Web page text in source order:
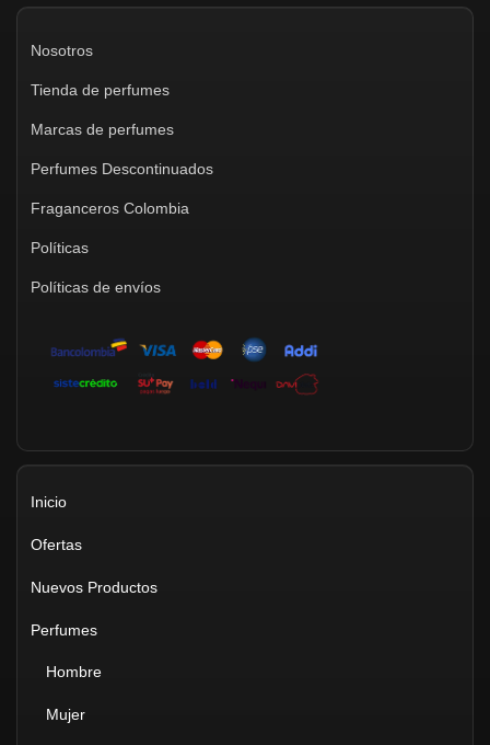
Nosotros
Tienda de perfumes
Marcas de perfumes
Perfumes Descontinuados
Fraganceros Colombia
Políticas
Políticas de envíos
Inicio
Ofertas
Nuevos Productos
Perfumes
Hombre
Mujer